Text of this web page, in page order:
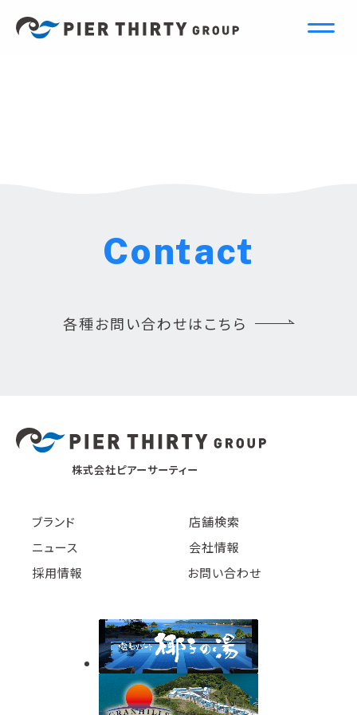
Contact
各種お問い合わせはこちら
株式会社ピアーサーティー
ブランド
店舗検索
ニュース
会社情報
採用情報
お問い合わせ